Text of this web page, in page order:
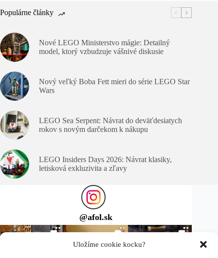
Uložíme cookie kocku?
Populárne články
Nové LEGO Ministerstvo mágie: Detailný
model, ktorý vzbudzuje vášnivé diskusie
Nový veľký Boba Fett mieri do série LEGO Star
Wars
LEGO Sea Serpent: Návrat do deväťdesiatych
rokov s novým darčekom k nákupu
LEGO Insiders Days 2026: Návrat klasiky,
letisková exkluzivita a zľavy
@afol.sk